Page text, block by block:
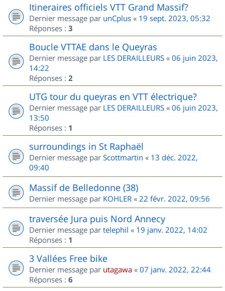
Itineraires officiels VTT Grand Massif?
Dernier message par unCplus « 19 sept. 2023, 05:32
Réponses : 3
Boucle VTTAE dans le Queyras
Dernier message par LES DERAILLEURS « 06 juin 2023,
14:22
Réponses : 2
UTG tour du queyras en VTT électrique?
Dernier message par LES DERAILLEURS « 06 juin 2023,
13:50
Réponses : 1
surroundings in St Raphaël
Dernier message par Scottmartin « 13 déc. 2022,
09:40
Massif de Belledonne (38)
Dernier message par KOHLER « 22 févr. 2022, 09:56
traversée Jura puis Nord Annecy
Dernier message par telephil « 19 janv. 2022, 14:02
Réponses : 1
3 Vallées Free bike
Dernier message par utagawa « 07 janv. 2022, 22:44
Réponses : 6